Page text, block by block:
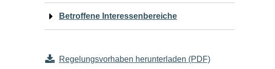
für
Seiteninhalt
Betroffene Interessenbereiche
Regelungsvorhaben herunterladen (PDF)